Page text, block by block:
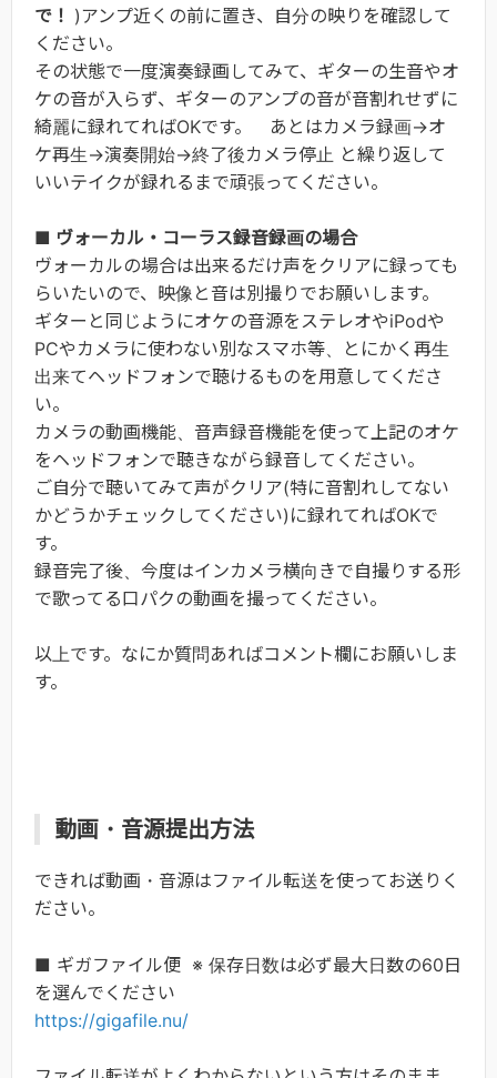
で！ )アンプ近くの前に置き、自分の映りを確認して
ください。
その状態で一度演奏録画してみて、ギターの生音やオ
ケの音が入らず、ギターのアンプの音が音割れせずに
綺麗に録れてればOKです。 あとはカメラ録画→オ
ケ再生→演奏開始→終了後カメラ停止 と繰り返して
いいテイクが録れるまで頑張ってください。
■ ヴォーカル・コーラス録音録画の場合
ヴォーカルの場合は出来るだけ声をクリアに録っても
らいたいので、映像と音は別撮りでお願いします。
ギターと同じようにオケの音源をステレオやiPodや
PCやカメラに使わない別なスマホ等、とにかく再生
出来てヘッドフォンで聴けるものを用意してくださ
い。
カメラの動画機能、音声録音機能を使って上記のオケ
をヘッドフォンで聴きながら録音してください。
ご自分で聴いてみて声がクリア(特に音割れしてない
かどうかチェックしてください)に録れてればOKで
す。
録音完了後、今度はインカメラ横向きで自撮りする形
で歌ってる口パクの動画を撮ってください。
以上です。なにか質問あればコメント欄にお願いしま
す。
動画・音源提出方法
できれば動画・音源はファイル転送を使ってお送りく
ださい。
■ ギガファイル便 ※ 保存日数は必ず最大日数の60日
を選んでください
https://gigafile.nu/